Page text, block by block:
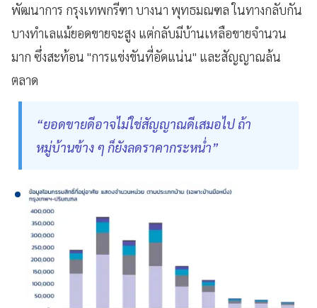
พัฒนาการ กรุงเทพกรีฑา บางนา พุทธมณฑล ในทางกลับกัน
บางทำเลแม้ยอดขายจะสูง แต่กลับมีบ้านเหลือขายจำนวน
มาก ซึ่งสะท้อน "การแข่งขันที่อัดแน่น" และสัญญาณล้น
ตลาด
“ยอดขายดีอาจไม่ใช่สัญญาณดีเสมอไป ถ้า
หมู่บ้านข้าง ๆ ก็ยังลดราคากระหน่ำ”